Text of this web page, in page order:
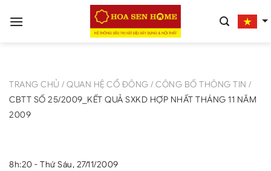
qua
TRANG CHỦ / QUAN HỆ CỔ ĐÔNG / CÔNG BỐ THÔNG TIN /
CBTT SỐ 25/2009_KẾT QUẢ SXKD HỢP NHẤT THÁNG 11 NĂM
2009
8h:20 - Thứ Sáu, 27/11/2009